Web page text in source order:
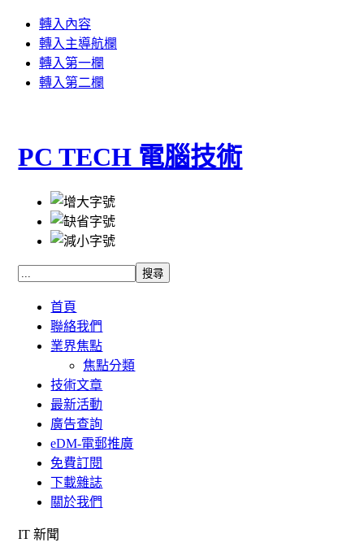
轉入內容
轉入主導航欄
轉入第一欄
轉入第二欄
PC TECH 電腦技術
首頁
聯絡我們
業界焦點
焦點分類
技術文章
最新活動
廣告查詢
eDM-電郵推廣
免費訂閱
下載雜誌
關於我們
IT 新聞